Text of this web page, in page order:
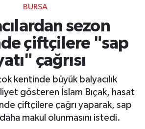
BURSA
sezon
çiftçilere "sap
çağrısı
kentinde büyük balyacılık
gösteren İslam Bıçak, hasat
çiftçilere çağrı yaparak, sap
makul olunmasını istedi.
Durumu ve Fikstür